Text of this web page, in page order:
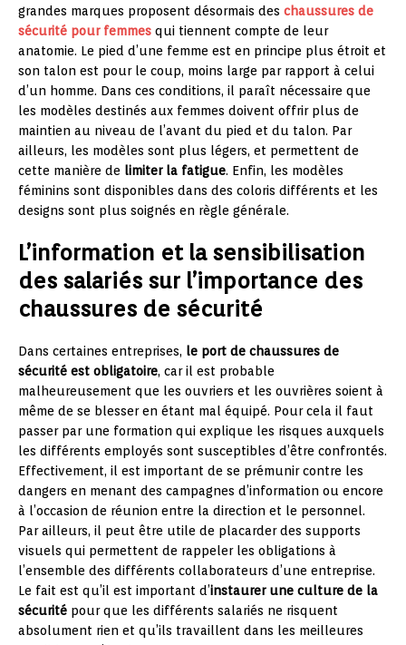
grandes marques proposent désormais des chaussures de
sécurité pour femmes qui tiennent compte de leur
anatomie. Le pied d’une femme est en principe plus étroit et
son talon est pour le coup, moins large par rapport à celui
d’un homme. Dans ces conditions, il paraît nécessaire que
les modèles destinés aux femmes doivent offrir plus de
maintien au niveau de l’avant du pied et du talon. Par
ailleurs, les modèles sont plus légers, et permettent de
cette manière de limiter la fatigue. Enfin, les modèles
féminins sont disponibles dans des coloris différents et les
designs sont plus soignés en règle générale.
L’information et la sensibilisation
des salariés sur l’importance des
chaussures de sécurité
Dans certaines entreprises, le port de chaussures de
sécurité est obligatoire, car il est probable
malheureusement que les ouvriers et les ouvrières soient à
même de se blesser en étant mal équipé. Pour cela il faut
passer par une formation qui explique les risques auxquels
les différents employés sont susceptibles d’être confrontés.
Effectivement, il est important de se prémunir contre les
dangers en menant des campagnes d’information ou encore
à l’occasion de réunion entre la direction et le personnel.
Par ailleurs, il peut être utile de placarder des supports
visuels qui permettent de rappeler les obligations à
l’ensemble des différents collaborateurs d’une entreprise.
Le fait est qu’il est important d’instaurer une culture de la
sécurité pour que les différents salariés ne risquent
absolument rien et qu’ils travaillent dans les meilleures